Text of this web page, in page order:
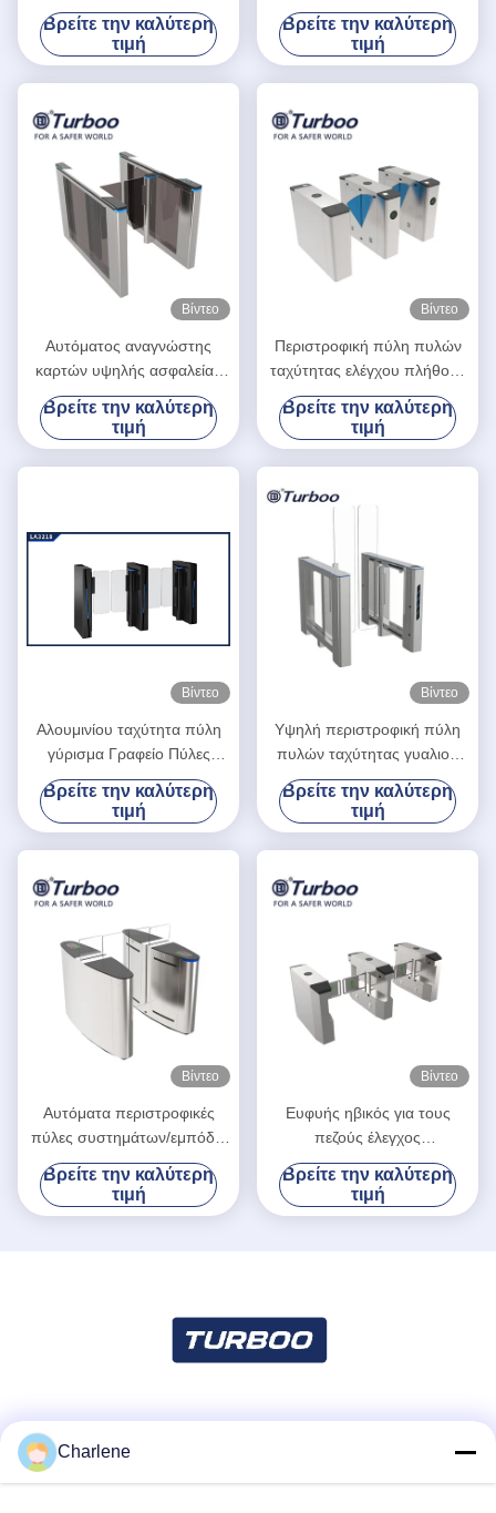
ελέγχου προσπέλασης
πυλών RFID περιστροφικών
πυλών ταλάντευσης υψηλών
σημείων εξαιρετικά λεπτή
Βρείτε την καλύτερη
τιμή
αναγνώριση προσώπου
αδιάβροχη φραγίδα κλίσης
Βρείτε την καλύτερη
τιμή
Βίντεο
Αυτόματος αναγνώστης
καρτών υψηλής ασφαλείας
RFID περιστροφικών πυλών
πυλών ταχύτητας 100-240V
με την αβούρτσιστη σερβο
μηχανή
Βρείτε την καλύτερη
τιμή
Βίντεο
Περιστροφική πύλη πυλών
ταχύτητας ελέγχου πλήθους
με 35 άτομα/λ. διέλευσης το
χρονικό
Βρείτε την καλύτερη
τιμή
Βίντεο
Αλουμινίου ταχύτητα πύλη
γύρισμα Γραφείο Πύλες
Ασφάλειας Πρόσβαση
Πρόσβαση Πύλη Πεζών
Βρείτε την καλύτερη
τιμή
Βίντεο
Υψηλή περιστροφική πύλη
πυλών ταχύτητας γυαλιού
ελέγχου προσπέλασης RFID
με τη υψηλή ασφάλεια για το
κτίριο γραφείων
Βρείτε την καλύτερη
τιμή
Βίντεο
Αυτόματα περιστροφικές
πύλες συστημάτων/εμπόδια
ελέγχου προσπέλασης και
τάση μηχανών του Γκέιτς
24V
Βρείτε την καλύτερη
τιμή
Βίντεο
Ευφυής ηβικός για τους
πεζούς έλεγχος
προσπέλασης πυλών για το
λιανικό έλεγχο πλήθους
Βρείτε την καλύτερη
τιμή
Charlene